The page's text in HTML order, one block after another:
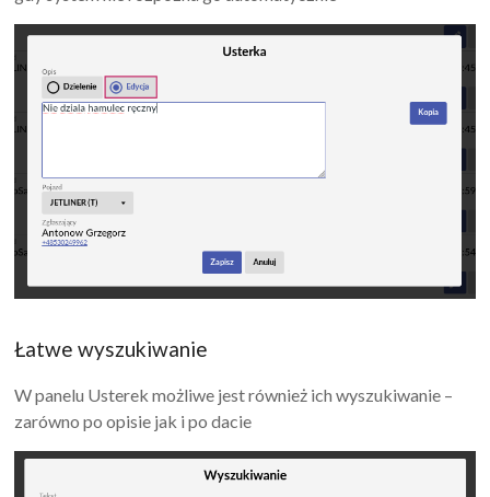
Łatwe wyszukiwanie
W panelu Usterek możliwe jest również ich wyszukiwanie –
zarówno po opisie jak i po dacie